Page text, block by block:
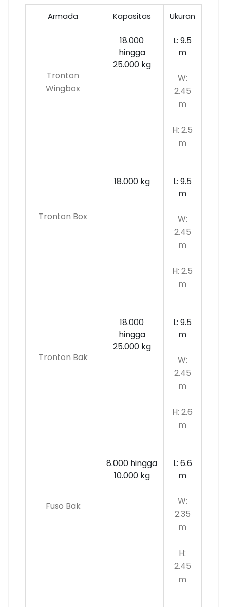
Armada Kapasitas Ukuran
Tronton
Wingbox
18.000
hingga
25.000 kg
L: 9.5
m
W:
2.45
m
H: 2.5
m
Tronton Box
18.000 kg
L: 9.5
m
W:
2.45
m
H: 2.5
m
Tronton Bak
18.000
hingga
25.000 kg
L: 9.5
m
W:
2.45
m
H: 2.6
m
Fuso Bak
8.000 hingga
10.000kg
L: 6.6
m
W:
2.35
m
H:
2.45
m